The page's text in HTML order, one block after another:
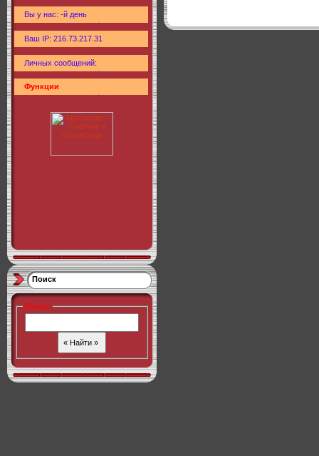
Вы у нас: -й день
Ваш IP: 216.73.217.31
Личных сообщений:
Функции
Поиск
Поиск: